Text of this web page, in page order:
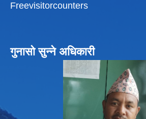
Freevisitorcounters
गुनासो सुन्ने अधिकारी